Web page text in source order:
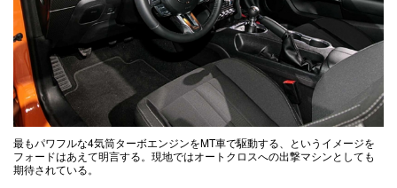
最もパワフルな4気筒ターボエンジンをMT車で駆動する、というイメージを
フォードはあえて明言する。現地ではオートクロスへの出撃マシンとしても
期待されている。